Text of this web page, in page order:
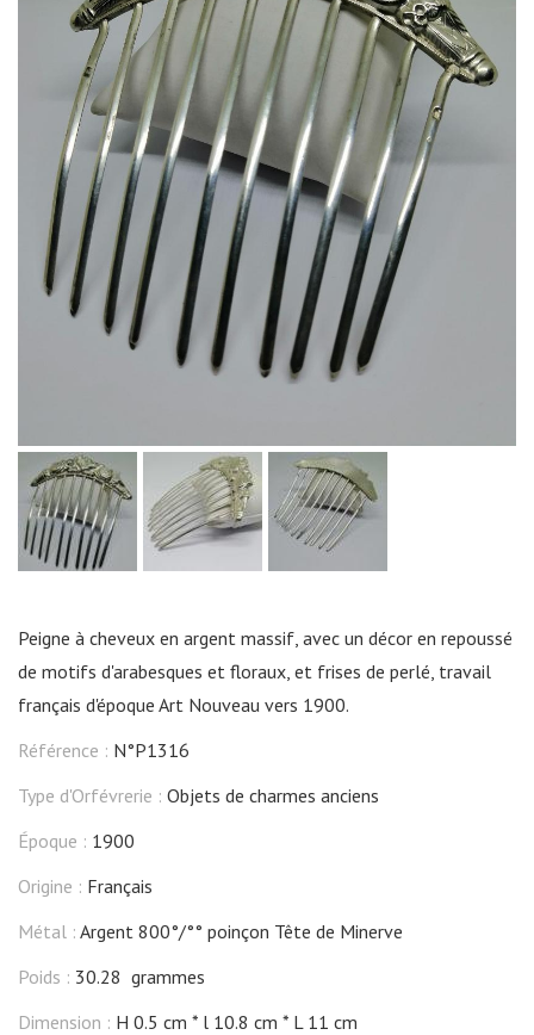
Peigne à cheveux en argent massif, avec un décor en repoussé
de motifs d'arabesques et floraux, et frises de perlé, travail
français d'époque Art Nouveau vers 1900.
Référence : N°P1316
Type d'Orfévrerie : Objets de charmes anciens
Époque : 1900
Origine : Français
Métal : Argent 800°/°° poinçon Tête de Minerve
Poids : 30.28 grammes
Dimension : H 0.5 cm l 10.8 cm
L 11 cm